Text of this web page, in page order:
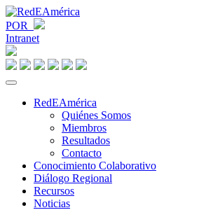
POR
Intranet
RedEAmérica
Quiénes Somos
Miembros
Resultados
Contacto
Conocimiento Colaborativo
Diálogo Regional
Recursos
Noticias